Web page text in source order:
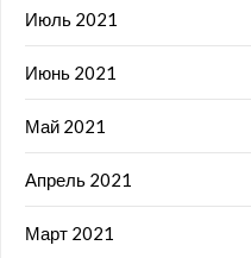
Июль 2021
Июнь 2021
Май 2021
Апрель 2021
Март 2021